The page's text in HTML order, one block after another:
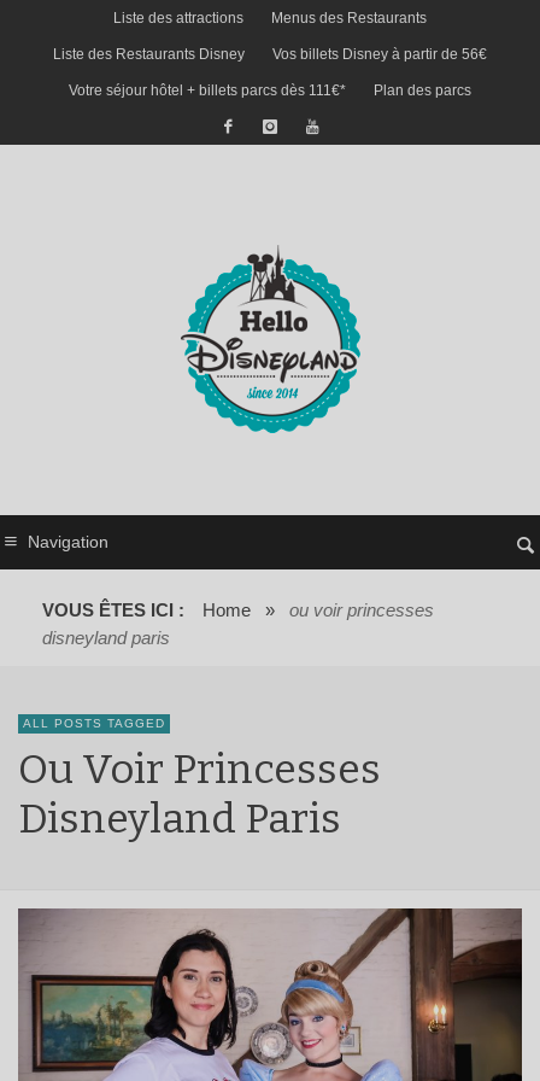
Liste des attractions Menus des Restaurants
Liste des Restaurants Disney Vos billets Disney à partir de 56€
Votre séjour hôtel + billets parcs dès 111€* Plan des parcs
Navigation
VOUS ÊTES ICI : Home »
ou voir princesses
disneyland paris
ALL POSTS TAGGED
Ou Voir Princesses
Disneyland Paris